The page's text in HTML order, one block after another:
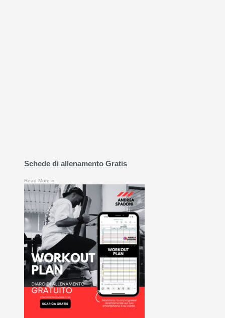
Schede di allenamento Gratis
Read More »